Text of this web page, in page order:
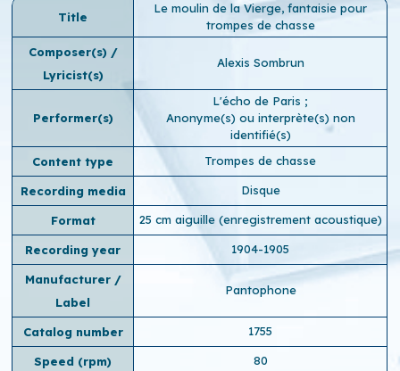
Title
Le moulin de la Vierge, fantaisie pour
trompes de chasse
Composer(s) /
Lyricist(s)
Alexis Sombrun
Performer(s)
L'écho de Paris ;
Anonyme(s) ou interprète(s) non
identifié(s)
Content type
Trompes de chasse
Recording media Disque
Format 25 cm aiguille (enregistrement acoustique)
Recording year 1904-1905
Manufacturer /
Label
Pantophone
Catalog number 1755
Speed ​​(rpm) 80